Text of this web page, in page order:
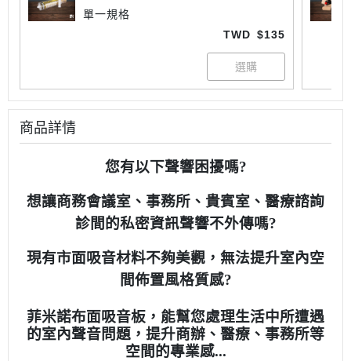
單一規格
TWD $135
商品詳情
您有以下聲響困擾嗎?
想讓商務會議室、事務所、貴賓室、醫療諮詢
診間的私密資訊聲響不外傳嗎?
現有市面吸音材料不夠美觀，無法提升室內空
間佈置風格質感?
菲米諾布面吸音板，能幫您處理生活中所遭遇
的室內聲音問題，提升商辦、醫療、事務所等
空間的專業感...